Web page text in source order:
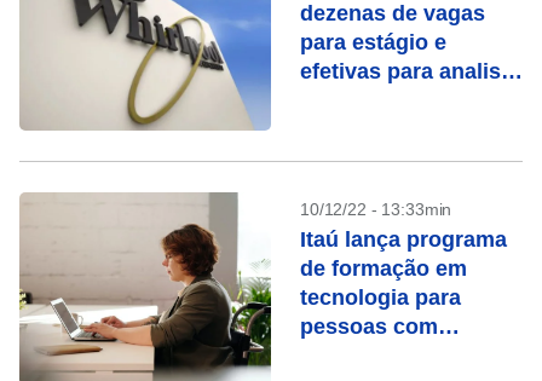
dezenas de vagas
para estágio e
efetivas para analista
10/12/22 - 13:33min
Itaú lança programa
de formação em
tecnologia para
pessoas com